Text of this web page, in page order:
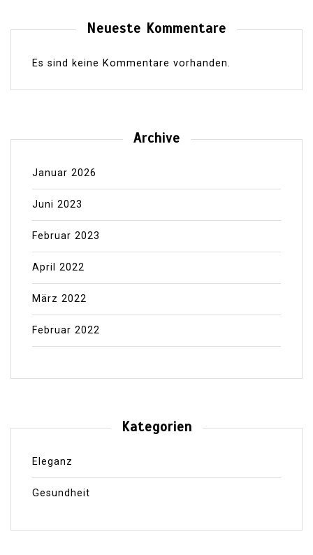
Neueste Kommentare
Es sind keine Kommentare vorhanden.
Archive
Januar 2026
Juni 2023
Februar 2023
April 2022
März 2022
Februar 2022
Kategorien
Eleganz
Gesundheit